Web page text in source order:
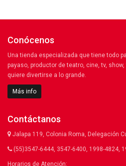
Conócenos
Una tienda especializada que tiene todo
payaso, productor de teatro, cine, tv,
quiere divertirse a lo grande.
Más info
Contáctanos
Jalapa 119, Colonia Roma, Delegación
(55)3547-6444, 3547-6400, 1998-4824,
Horarios de Atención: